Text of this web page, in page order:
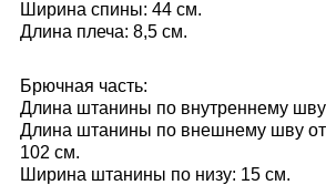
Ширина спины: 44 см.
Длина плеча: 8,5 см.
Брючная часть:
Длина штанины по внутреннему
Длина штанины по внешнему шву от
102 см.
Ширина штанины по низу: 15 см.